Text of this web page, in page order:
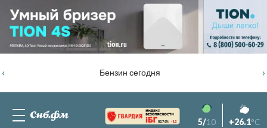
Бензин сегодня
‹ ›
82.76% -1.2 5/10 +26.1°C